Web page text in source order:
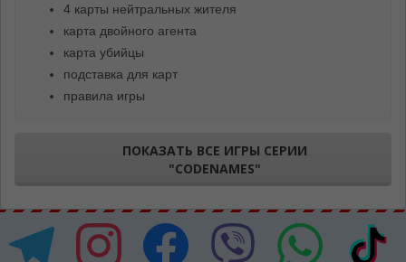
4 карты нейтральных жителя
карта двойного агента
карта убийцы
подставка для карт
правила игры
ПОКАЗАТЬ ВСЕ ИГРЫ СЕРИИ
"CODENAMES"